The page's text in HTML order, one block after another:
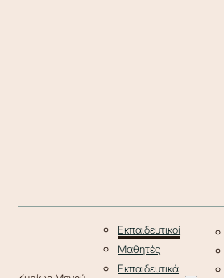
Εκπαιδευτικοί
Μαθητές
Εκπαιδευτικά